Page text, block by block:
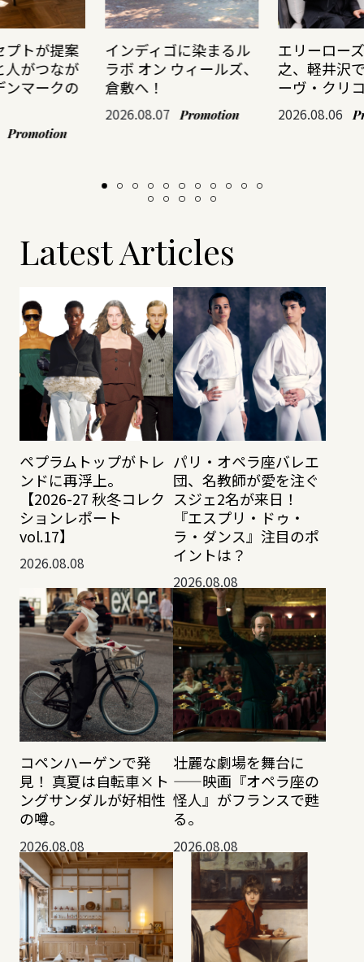
プトが提案
人がつなが
ンマークの
Promotion
インディゴに染まるル
ラボ オン ウィールズ、
倉敷へ！
2026.08.07 Promotion
エリーロー
之、軽井沢
ーヴ・クリ
2026.08.06
Latest Articles
ペプラムトップがトレ
ンドに再浮上。
【2026-27 秋冬コレク
ションレポート
vol.17】
2026.08.08
パリ・オペラ座バレエ
団、名教師が愛を注ぐ
スジェ2名が来日！
『エスプリ・ドゥ・
ラ・ダンス』注目のポ
イントは？
2026.08.08
コペンハーゲンで発
見！ 真夏は自転車×ト
ングサンダルが好相性
の噂。
2026.08.08
壮麗な劇場を舞台に
——映画『オペラ座の
怪人』がフランスで甦
る。
2026.08.08